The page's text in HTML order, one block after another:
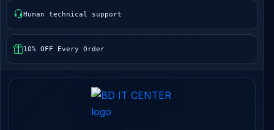
Human technical support
10% OFF Every Order